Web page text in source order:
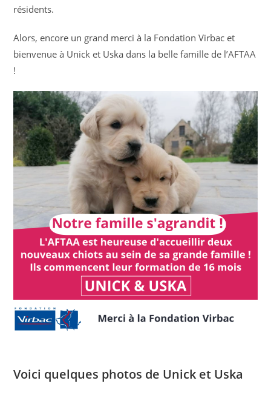
résidents.
Alors, encore un grand merci à la Fondation Virbac et
bienvenue à Unick et Uska dans la belle famille de l’AFTAA
!
Voici quelques photos de Unick et Uska